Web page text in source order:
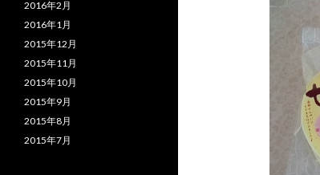
2016年2月
2016年1月
2015年12月
2015年11月
2015年10月
2015年9月
2015年8月
2015年7月